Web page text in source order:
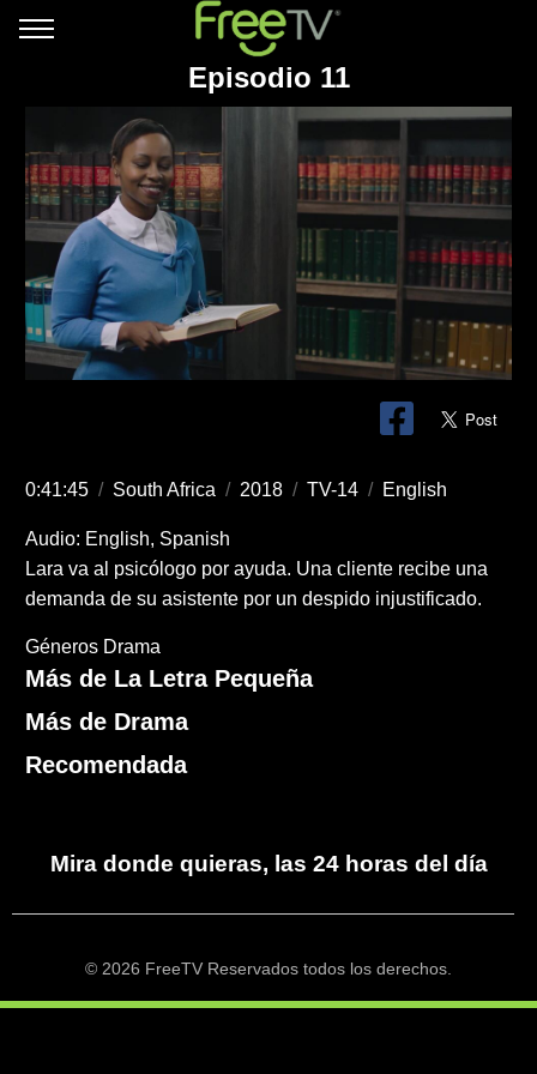
Episodio 11
0:41:45 / South Africa / 2018 / TV-14 / English
Audio: English, Spanish
Lara va al psicólogo por ayuda. Una cliente recibe una
demanda de su asistente por un despido injustificado.
Géneros Drama
Más de La Letra Pequeña
Más de Drama
Recomendada
Mira donde quieras, las 24 horas del día
© 2026 FreeTV Reservados todos los derechos.